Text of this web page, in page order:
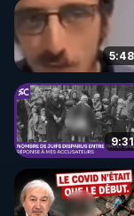
http://rgnr.li/
🌱 VIDÉOS
Toutes les
http://rgnr.li/
🌱 LES
5:48
9:31